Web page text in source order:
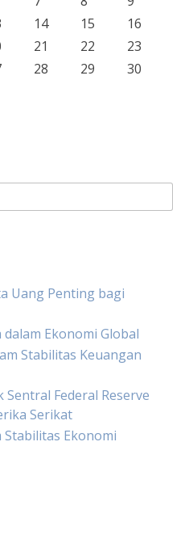
14 15
16
21 22
23
28 29
30
Uang Penting bagi
Ekonomi Global
Stabilitas Keuangan
Federal Reserve
Serikat
Stabilitas Ekonomi